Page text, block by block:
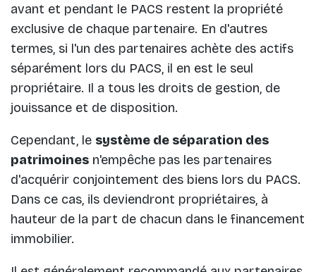
avant et pendant le PACS restent la propriété
exclusive de chaque partenaire. En d'autres
termes, si l'un des partenaires achète des actifs
séparément lors du PACS, il en est le seul
propriétaire. Il a tous les droits de gestion, de
jouissance et de disposition.
Cependant, le système de séparation des
patrimoines n'empêche pas les partenaires
d'acquérir conjointement des biens lors du PACS.
Dans ce cas, ils deviendront propriétaires, à
hauteur de la part de chacun dans le financement
immobilier.